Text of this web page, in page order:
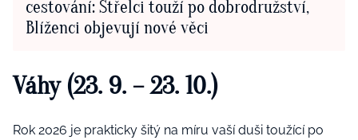
cestování: Střelci touží po dobrodružství,
Blíženci objevují nové věci
Váhy (23. 9. – 23. 10.)
Rok 2026 je prakticky šitý na míru vaší duši toužící po